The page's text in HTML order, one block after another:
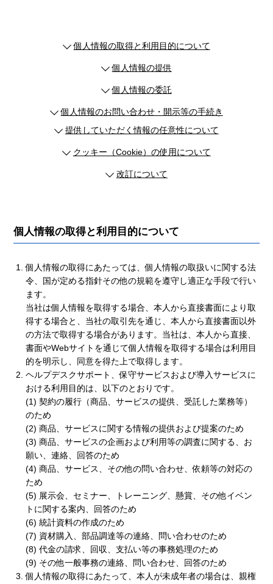
個人情報の取得と利用目的について
個人情報の提供
個人情報の委託
個人情報のお問い合わせ・開示等の手続き
提供していただく情報の任意性について
クッキー（Cookie）の使用について
改訂について
個人情報の取得と利用目的について
個人情報の取得にあたっては、個人情報の取扱いに関する法
令、国が定める指針その他の規範を遵守し適正な手段で行い
ます。
当社は個人情報を取得する場合、本人から直接書面により取
得する場合と、当社の取引先を通じ、本人から直接書面以外
の方法で取得する場合があります。当社は、本人から直接、
書面やWebサイトを通じて個人情報を取得する場合は利用目
的を明示し、同意を得た上で取得します。
ヘルプデスクサポート、保守サービスおよび導入サービスに
おける利用目的は、以下のとおりです。
(1) 契約の履行（商品、サービスの提供、受託した業務等）
のため
(2) 商品、サービスに関する情報の提供および提案のため
(3) 商品、サービスの企画および利用等の調査に関する、お
願い、連絡、回答のため
(4) 商品、サービス、その他の問い合わせ、依頼等の対応の
ため
(5) 展示会、セミナー、トレーニング、懸賞、その他イベン
トに関する案内、回答のため
(6) 統計資料の作成のため
(7) 資材購入、部品調達等の連絡、問い合わせのため
(8) 代金の請求、回収、支払い等の事務処理のため
(9) その他一般事務の連絡、問い合わせ、回答のため
個人情報の取得にあたって、本人が未成年者の場合は、親権